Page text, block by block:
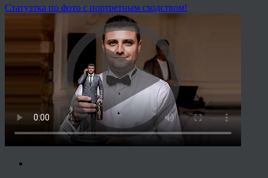
Статуэтка по фото с портретным сходством!